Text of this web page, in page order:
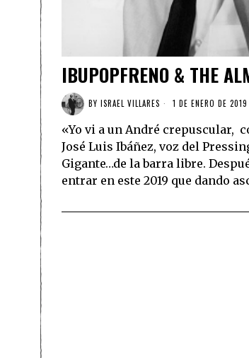
IBUPOPFRENO & THE
BY ISRAEL VILLARES 1 DE ENERO DE 2019
«Yo vi a un André crepuscular,
José Luis Ibáñez, voz del
Gigante…de la barra libre.
entrar en este 2019 que dando